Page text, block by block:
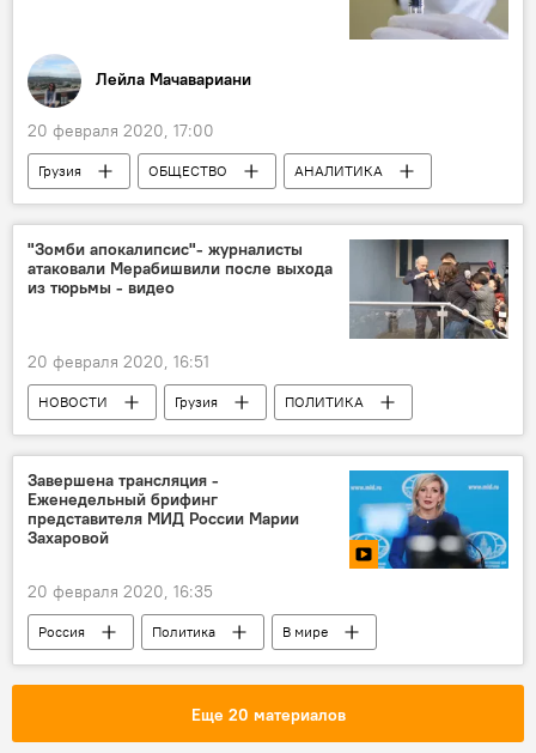
Лейла Мачавариани
20 февраля 2020, 17:00
Грузия ОБЩЕСТВО
АНАЛИТИКА
Колумнисты
Прививки
"Зомби апокалипсис"- журналисты
атаковали Мерабишвили после выхода
из тюрьмы - видео
20 февраля 2020, 16:51
НОВОСТИ Грузия
ПОЛИТИКА
Обзоры
АНАЛИТИКА
Завершена трансляция -
Еженедельный брифинг
представителя МИД России Марии
Захаровой
20 февраля 2020, 16:35
Россия Политика
В мире
Видео
Мультимедиа
Еще 20 материалов